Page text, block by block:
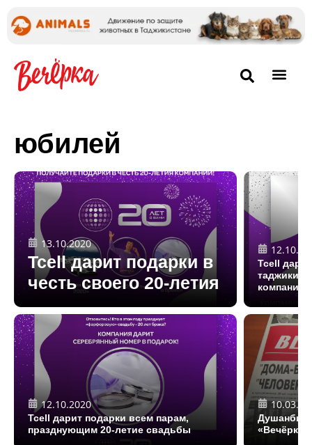
юбилей
13.10.2020
Tcell дарит подарки в
честь своего 20-летия
12.10.2020
Tcell дарит подарки всем парам,
празднующим 20-летие свадьбы
Tcell
компании